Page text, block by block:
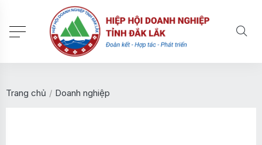
Trang chủ / Doanh nghiệp